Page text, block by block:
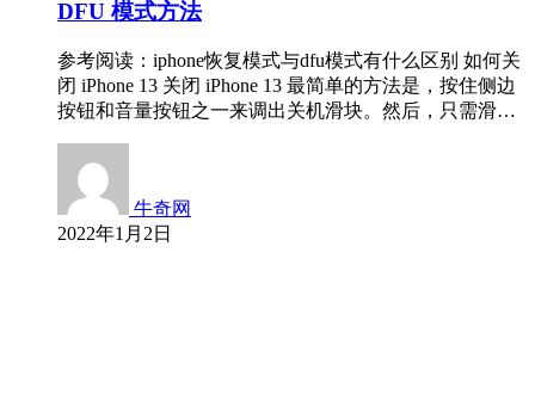
DFU 模式方法
参考阅读：iphone恢复模式与dfu模式有什么区别 如何关
闭 iPhone 13 关闭 iPhone 13 最简单的方法是，按住侧边
按钮和音量按钮之一来调出关机滑块。然后，只需滑…
牛奇网
2022年1月2日